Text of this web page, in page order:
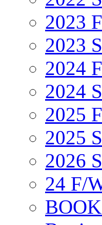
2023
2023
2024
2024
2025
2025
2026
24 F/